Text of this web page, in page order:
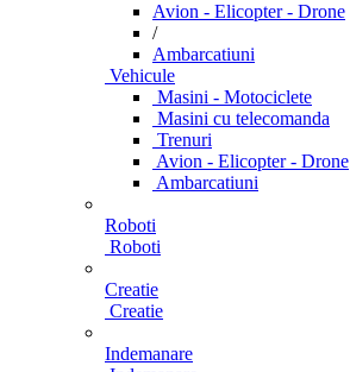
Avion - Elicopter - Drone
/
Ambarcatiuni
Vehicule
Masini - Motociclete
Masini cu telecomanda
Trenuri
Avion - Elicopter - Drone
Ambarcatiuni
Roboti
Roboti
Creatie
Creatie
Indemanare